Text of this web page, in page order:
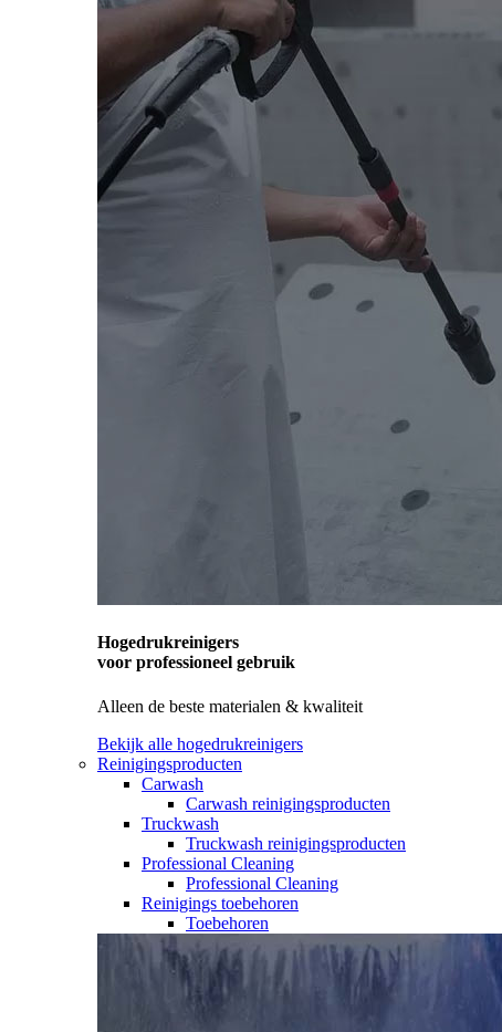
Hogedrukreinigers
voor professioneel gebruik
Alleen de beste materialen & kwaliteit
Bekijk alle hogedrukreinigers
Reinigingsproducten
Carwash
Carwash reinigingsproducten
Truckwash
Truckwash reinigingsproducten
Professional Cleaning
Professional Cleaning
Reinigings toebehoren
Toebehoren